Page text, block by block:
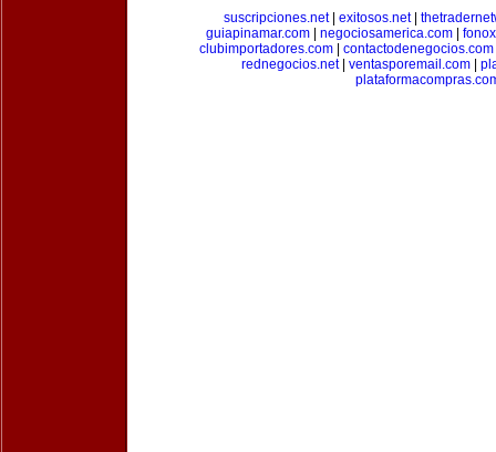
suscripciones.net| exitosos.net|
guiapinamar.com
negociosamerica.com
clubimportadores.com
contactodenegocios.com
rednegocios.net| ventasporemail.com